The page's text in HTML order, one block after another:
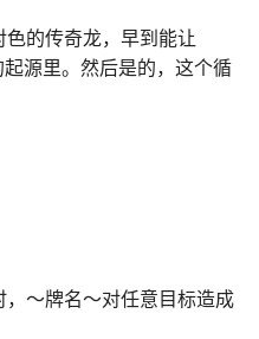
的传奇龙，早到能让
源里。然后是的，这个循
～牌名～对任意目标造成